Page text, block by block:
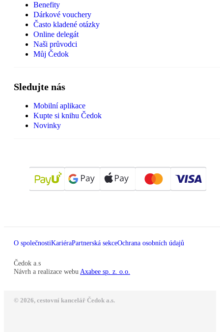
Benefity
Dárkové vouchery
Často kladené otázky
Online delegát
Naši průvodci
Můj Čedok
Sledujte nás
Mobilní aplikace
Kupte si knihu Čedok
Novinky
O společnostiKariéraPartnerská sekceOchrana osobních údajů
Čedok a.s
Návrh a realizace webu Axabee sp. z. o.o.
© 2026, cestovní kancelář Čedok a.s.